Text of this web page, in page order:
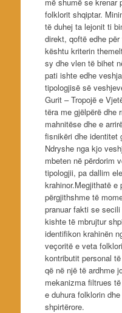
folklorit shqiptar.
të duhej ta lejonit ti
direkt, qoftë edhe
kështu kriterin
sy dhe vlen të bihet
pati ishte edhe
tipologjisë së
Gurit – Tropojë e
tëra me gjëlpërë dhe
mahnitëse dhe e
fisnikëri dhe identitet
Ndryshe nga kjo
mbeten në përdorim
tipologjii, pa dallim
krahinor.Megjithatë
përgjithshme të
pranuar fakti se
kishte të mbrujtur
identifikon krahinën
veçoritë e veta
kontributit personal
që në një të ardhme
mekanizma filtrues
e duhura folklorin
shpirtërore.